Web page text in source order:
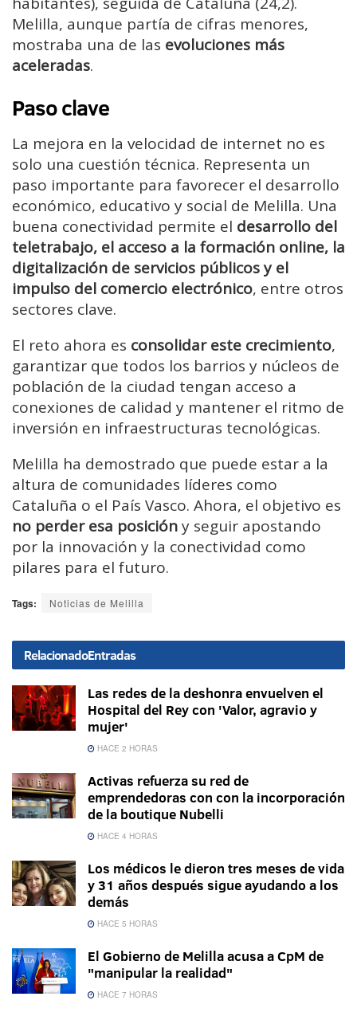
Melilla, aunque partía de cifras menores,
mostraba una de las evoluciones más
aceleradas.
Paso clave
La mejora en la velocidad de internet no es
solo una cuestión técnica. Representa un
paso importante para favorecer el desarrollo
económico, educativo y social de Melilla. Una
buena conectividad permite el desarrollo del
teletrabajo, el acceso a la formación online, la
digitalización de servicios públicos y el
impulso del comercio electrónico, entre otros
sectores clave.
El reto ahora es consolidar este crecimiento,
garantizar que todos los barrios y núcleos de
población de la ciudad tengan acceso a
conexiones de calidad y mantener el ritmo de
inversión en infraestructuras tecnológicas.
Melilla ha demostrado que puede estar a la
altura de comunidades líderes como
Cataluña o el País Vasco. Ahora, el objetivo es
no perder esa posicióny seguir apostando
por la innovación y la conectividad como
pilares para el futuro.
Tags: Noticias de Melilla
RelacionadoEntradas
Las redes de la deshonra envuelven el
Hospital del Rey con 'Valor, agravio y
mujer'
HACE 2 HORAS
Activas refuerza su red de
emprendedoras con con la incorporación
de la boutique Nubelli
HACE 4 HORAS
Los médicos le dieron tres meses de vida
y 31 años después sigue ayudando a los
demás
HACE 5 HORAS
El Gobierno de Melilla acusa a CpM de
"manipular la realidad"
HACE 7 HORAS